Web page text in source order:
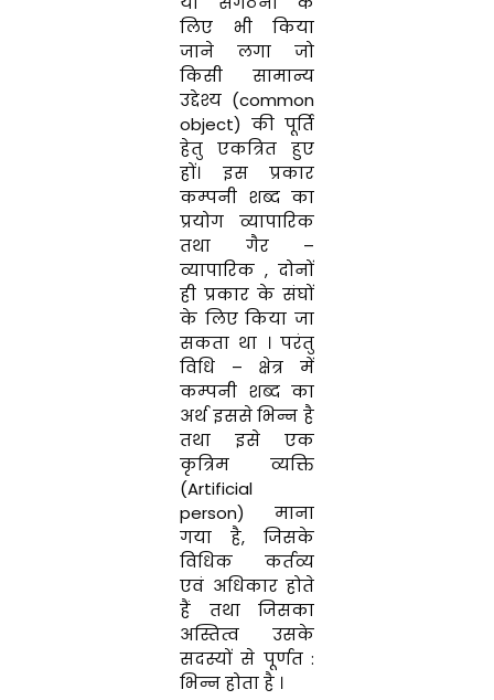
लिए भीकिया
जानेलगाजो
किसीसामान्य
उद्देश्य (common
object) कीपूर्ति
हेतुएकत्रित हुए
हों। इस प्रकार
कम्पनी शब्दका
प्रयोगव्यापारिक
तथा गैर –
व्यापारिक,दोनों
ही प्रकारकेसंघों
के लिएकियाजा
सकता था ।परंतु
विधि – क्षेत्रमें
कम्पनी शब्द का
अर्थइससेभिन्नहै
तथाइसेएक
कृत्रिमव्यक्ति
(Artificial
person)माना
गया है,जिसके
विधिककर्तव्य
एवं अधिकारहोते
हैं तथाजिसका
अस्तित्वउसके
सदस्योंसे पूर्णत:
भिन्न होताहै ।